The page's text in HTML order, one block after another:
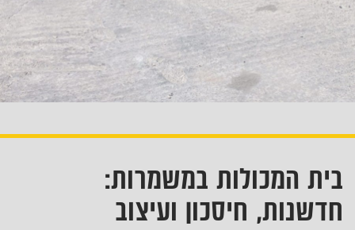
בית המכולות במשמרות:
חדשנות, חיסכון ועיצוב